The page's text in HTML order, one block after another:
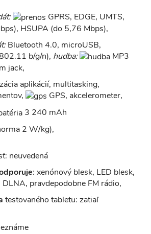
GPRS, EDGE, UMTS,
HSUPA (do 5,76 Mbps),
Bluetooth 4.0, microUSB,
b/g/n), hudba:
MP3
jack,
aplikácií, multitasking,
GPS, akcelerometer,
3 240 mAh
2 W/kg),
neuvedená
: xenónový blesk, LED blesk,
pravdepodobne FM rádio,
testovaného tabletu: zatiaľ